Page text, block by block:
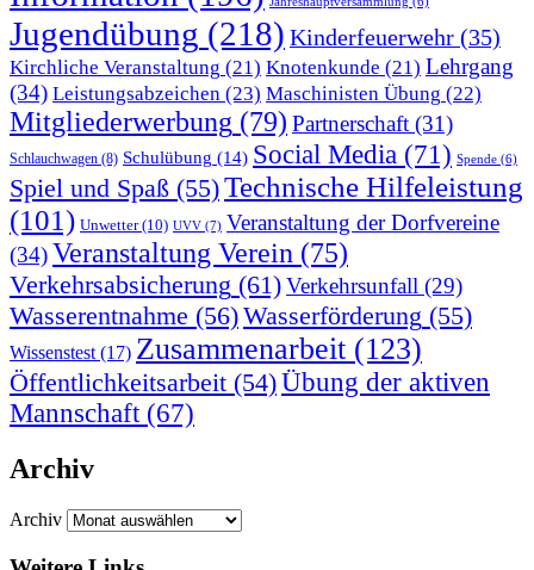
Jugendübung (218) Kinderfeuerwehr (35)
Kirchliche Veranstaltung (21) Knotenkunde (21) Lehrgang
(34) Leistungsabzeichen (23) Maschinisten Übung (22)
Mitgliederwerbung (79) Partnerschaft (31)
Schlauchwagen (8) Schulübung (14) Social Media (71) Spende (6)
Spiel und Spaß (55)Technische Hilfeleistung
(101) Unwetter(10) UVV (7) Veranstaltung der Dorfvereine
(34)Veranstaltung Verein (75)
Verkehrsabsicherung (61)Verkehrsunfall (29)
Wasserentnahme (56)Wasserförderung (55)
Wissenstest (17) Zusammenarbeit (123)
Öffentlichkeitsarbeit (54)Übung der aktiven
Mannschaft(67)
Archiv
Archiv